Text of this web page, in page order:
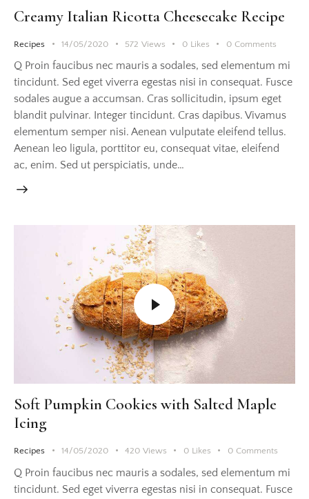
Creamy Italian Ricotta Cheesecake Recipe
Recipes 14/05/2020 572 Views 0 Likes 0 Comments
Q Proin faucibus nec mauris a sodales, sed elementum mi
tincidunt. Sed eget viverra egestas nisi in consequat. Fusce
sodales augue a accumsan. Cras sollicitudin, ipsum eget
blandit pulvinar. Integer tincidunt. Cras dapibus. Vivamus
elementum semper nisi. Aenean vulputate eleifend tellus.
Aenean leo ligula, porttitor eu, consequat vitae, eleifend
ac, enim. Sed ut perspiciatis, unde…
Soft Pumpkin Cookies with Salted Maple
Icing
Recipes 14/05/2020 420 Views 0 Likes 0 Comments
Q Proin faucibus nec mauris a sodales, sed elementum mi
tincidunt. Sed eget viverra egestas nisi in consequat. Fusce